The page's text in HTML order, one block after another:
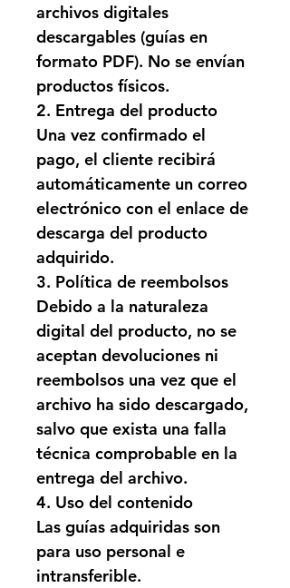
archivos digitales
descargables (guías en
formato PDF). No se envían
productos físicos.
2. Entrega del producto
Una vez confirmado el
pago, el cliente recibirá
automáticamente un correo
electrónico con el enlace de
descarga del producto
adquirido.
3. Política de reembolsos
Debido a la naturaleza
digital del producto, no se
aceptan devoluciones ni
reembolsos una vez que el
archivo ha sido descargado,
salvo que exista una falla
técnica comprobable en la
entrega del archivo.
4. Uso del contenido
Las guías adquiridas son
para uso personal e
intransferible.